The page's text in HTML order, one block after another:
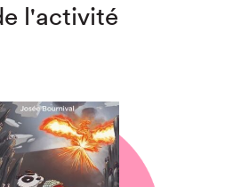
l'activité